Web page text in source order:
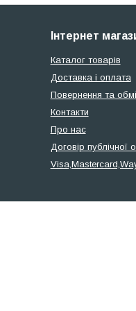
Інтернет
Каталог товарів
Доставка і оплата
Повернення та
Контакти
Про нас
Договір публічної